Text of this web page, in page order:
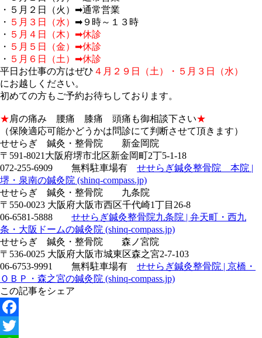
・５月２日（火）➡通常営業
・ ５月３日（水） ➡９時～１３時
・ ５月４日（木）➡休診
・ ５月５日（金）➡休診
・ ５月６日（土）➡休診
平日お仕事の方はぜひ ４月２９日（土）・５月３日（水）
にお越しください。
初めての方もご予約お待ちしております。
★肩の痛み 腰痛 膝痛 頭痛も御相談下さい★
（保険適応可能かどうかは問診にて判断させて頂きます）
せせらぎ 鍼灸・整骨院 新金岡院
〒591-8021大阪府堺市北区新金岡町2丁5-1-18
072-255-6909 無料駐車場有 せせらぎ鍼灸整骨院 本院 |
堺・泉南の鍼灸院 (shinq-compass.jp)
せせらぎ 鍼灸・整骨院 九条院
〒550-0023 大阪府大阪市西区千代崎1丁目26-8
06-6581-5888 せせらぎ鍼灸整骨院九条院 | 弁天町・西九
条・大阪ドームの鍼灸院 (shinq-compass.jp)
せせらぎ 鍼灸・整骨院 森ノ宮院
〒536-0025 大阪府大阪市城東区森之宮2-7-103
06-6753-9991 無料駐車場有 せせらぎ鍼灸整骨院 | 京橋・
ＯＢＰ・森之宮の鍼灸院 (shinq-compass.jp)
この記事をシェア
Facebook